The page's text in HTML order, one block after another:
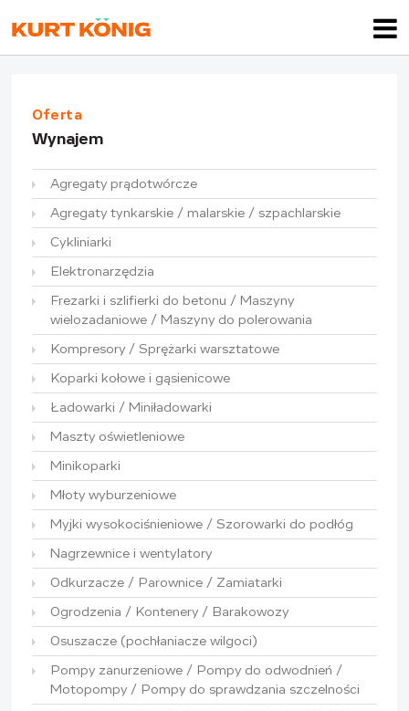
Oferta
Wynajem
Agregaty prądotwórcze
Agregaty tynkarskie / malarskie / szpachlarskie
Cykliniarki
Elektronarzędzia
Frezarki i szlifierki do betonu / Maszyny
wielozadaniowe / Maszyny do polerowania
Kompresory / Sprężarki warsztatowe
Koparki kołowe i gąsienicowe
Ładowarki / Miniładowarki
Maszty oświetleniowe
Minikoparki
Młoty wyburzeniowe
Myjki wysokociśnieniowe / Szorowarki do podłóg
Nagrzewnice i wentylatory
Odkurzacze / Parownice / Zamiatarki
Ogrodzenia / Kontenery / Barakowozy
Osuszacze (pochłaniacze wilgoci)
Pompy zanurzeniowe / Pompy do odwodnień /
Motopompy / Pompy do sprawdzania szczelności